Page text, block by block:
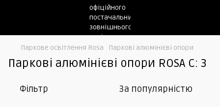
Паркове освітлення Rosa Паркові алюмінієві опори
Паркові алюмінієві опори ROSA С: 3
Фільтр За популярністю